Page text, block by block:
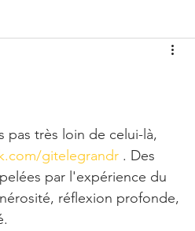
pas très loin de celui-là,
gitelegrandr . Des
par l'expérience du
réflexion profonde,